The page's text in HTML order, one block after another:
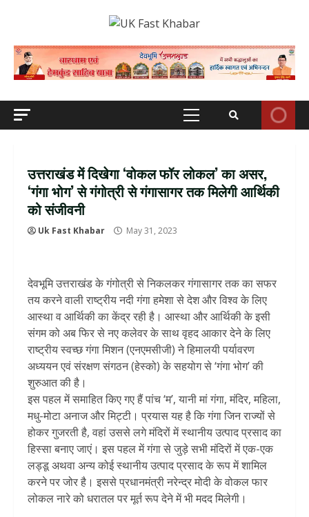
Primary
उत्तराखंड में दिखेगा ‘वोकल फॉर लोकल’ का असर,
‘गंगा भोग’ से गंगोत्री से गंगासागर तक मिलेगी आर्थिकी
को संजीवनी
Uk Fast Khabar May 31, 2023
देवभूमि उत्तराखंड के गंगोत्री से निकलकर गंगासागर तक का सफर
तय करने वाली राष्ट्रीय नदी गंगा हमेशा से देश और विश्व के लिए
आस्था व आर्थिकी का केंद्र रही है। आस्था और आर्थिकी के इसी
संगम को अब फिर से नए कलेवर के साथ वृहद आकार देने के लिए
राष्ट्रीय स्वच्छ गंगा मिशन (एनएमसीजी) ने हिमालयी पर्यावरण
अध्ययन एवं संरक्षण संगठन (हेस्को) के सहयोग से ‘गंगा भोग’ की
शुरुआत की है।
इस पहल में समाहित किए गए हैं पांच ‘म’, यानी मां गंगा, मंदिर, महिला,
मधु-मोटा अनाज और मिट्टी। प्रयास यह है कि गंगा जिन राज्यों से
होकर गुजरती है, वहां उससे लगे मंदिरों में स्थानीय उत्पाद प्रसाद का
हिस्सा बनाए जाएं। इस पहल में गंगा से जुड़े सभी मंदिरों में एक-एक
लड्डू अथवा अन्य कोई स्थानीय उत्पाद प्रसाद के रूप में शामिल
करने पर जोर है। इससे प्रधानमंत्री नरेन्द्र मोदी के वोकल फार
लोकल नारे को धरातल पर मूर्त रूप देने में भी मदद मिलेगी।